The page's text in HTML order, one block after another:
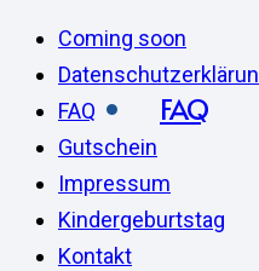
FAQ
Coming soon
FAQ
Gutschein
Impressum
Kindergeburtstag
Kontakt